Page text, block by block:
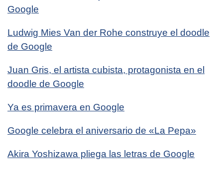
Google
Ludwig Mies Van der Rohe construye el doodle
de Google
Juan Gris, el artista cubista, protagonista en el
doodle de Google
Ya es primavera en Google
Google celebra el aniversario de «La Pepa»
Akira Yoshizawa pliega las letras de Google